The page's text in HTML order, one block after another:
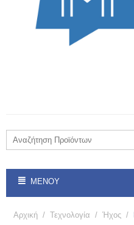
ΜΕΝΟΎ
Αρχική / Τεχνολογία / Ήχος /